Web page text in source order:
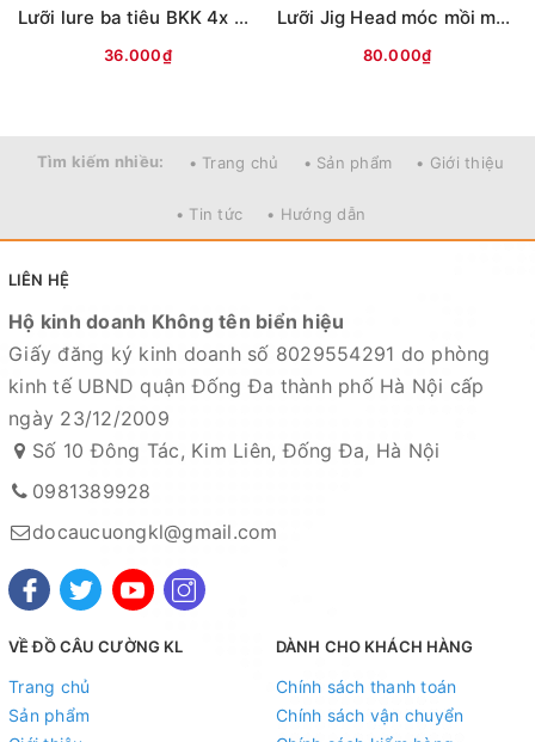
Lưỡi lure ba tiêu BKK 4x Trắng
36.000₫
Lưỡi Jig Head móc mồi mềm Frenzyman
80.000₫
Tìm kiếm nhiều: • Trang chủ • Sản phẩm • Giới thiệu
• Tin tức • Hướng dẫn
LIÊN HỆ
Hộ kinh doanh Không tên biển hiệu
Giấy đăng ký kinh doanh số 8029554291 do phòng
kinh tế UBND quận Đống Đa thành phố Hà Nội cấp
ngày 23/12/2009
Số 10 Đông Tác, Kim Liên, Đống Đa, Hà Nội
0981389928
docaucuongkl@gmail.com
VỀ ĐỒ CÂU CƯỜNG KL
Trang chủ
Sản phẩm
DÀNH CHO KHÁCH HÀNG
Chính sách thanh toán
Chính sách vận chuyển